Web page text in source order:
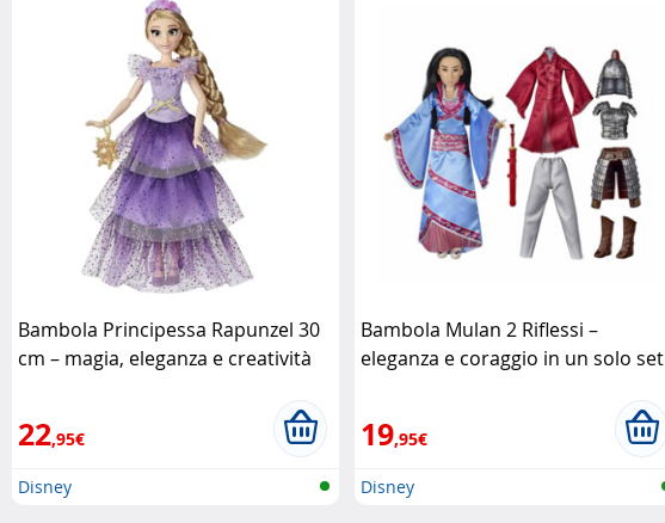
Bambola Principessa Rapunzel 30
cm – magia, eleganza e creatività
22,95€
Disney
Bambola Mulan 2 Riflessi –
eleganza e coraggio in un solo set
19,95€
Disney